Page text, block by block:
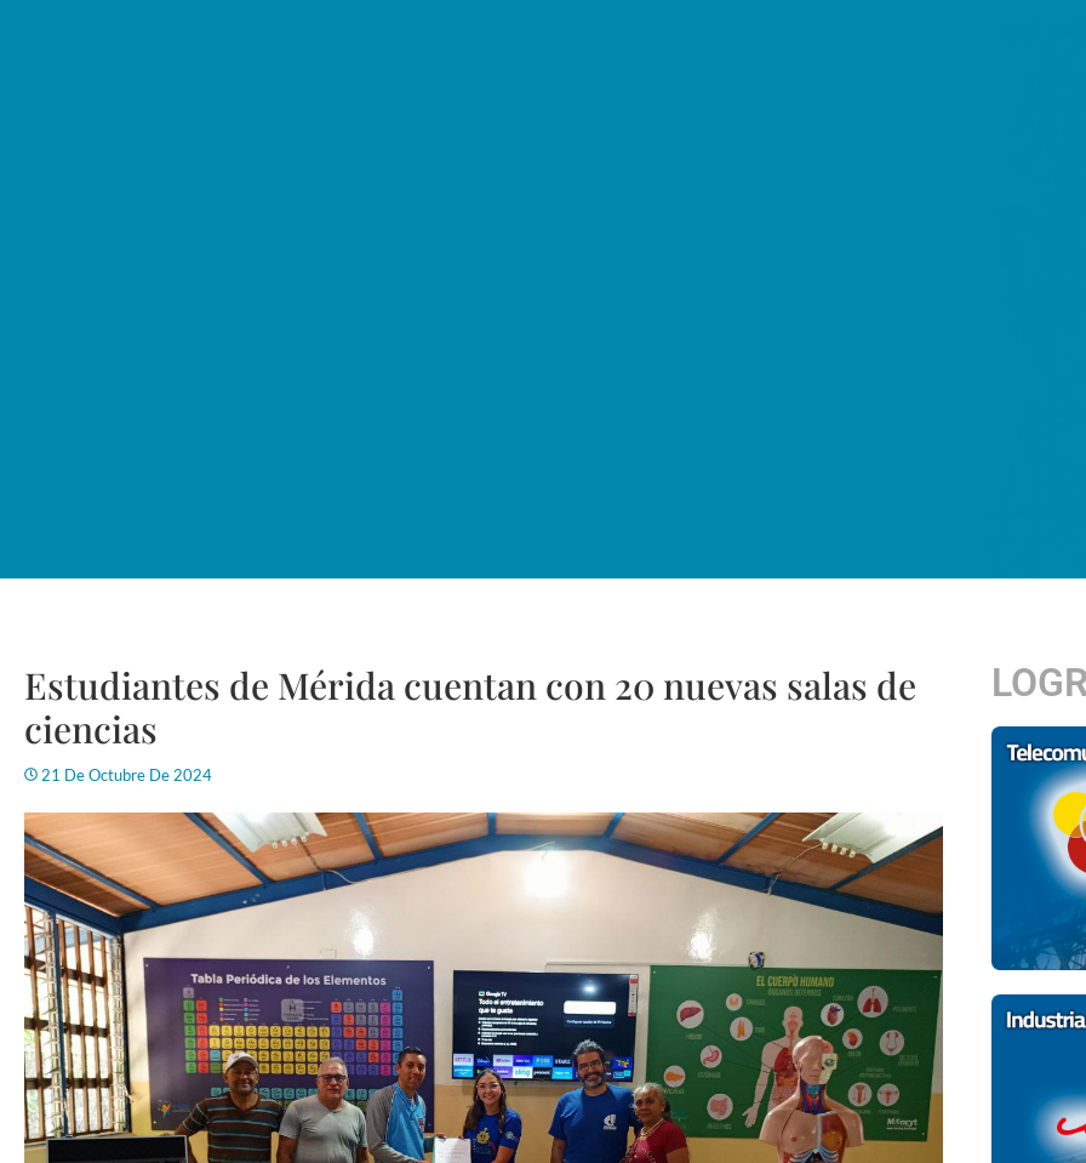
Estudiantes de Mérida cuentan con 20 nuevas salas de
ciencias
21 De Octubre De 2024